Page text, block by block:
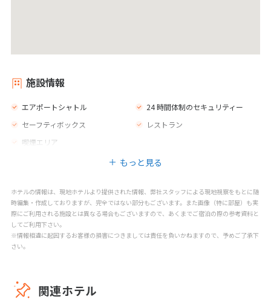
施設情報
エアポートシャトル
24 時間体制のセキュリティー
セーフティボックス
レストラン
喫煙エリア
もっと見る
ホテルの情報は、現地ホテルより提供された情報、弊社スタッフによる現地視察をもとに随
時編集・作成しておりますが、完全ではない部分もございます。また画像（特に部屋）も実
際にご利用される施設とは異なる場合もございますので、あくまでご宿泊の際の参考資料と
してご利用下さい。
※情報相違に起因するお客様の損害につきましては責任を負いかねますので、予めご了承下
さい。
関連ホテル